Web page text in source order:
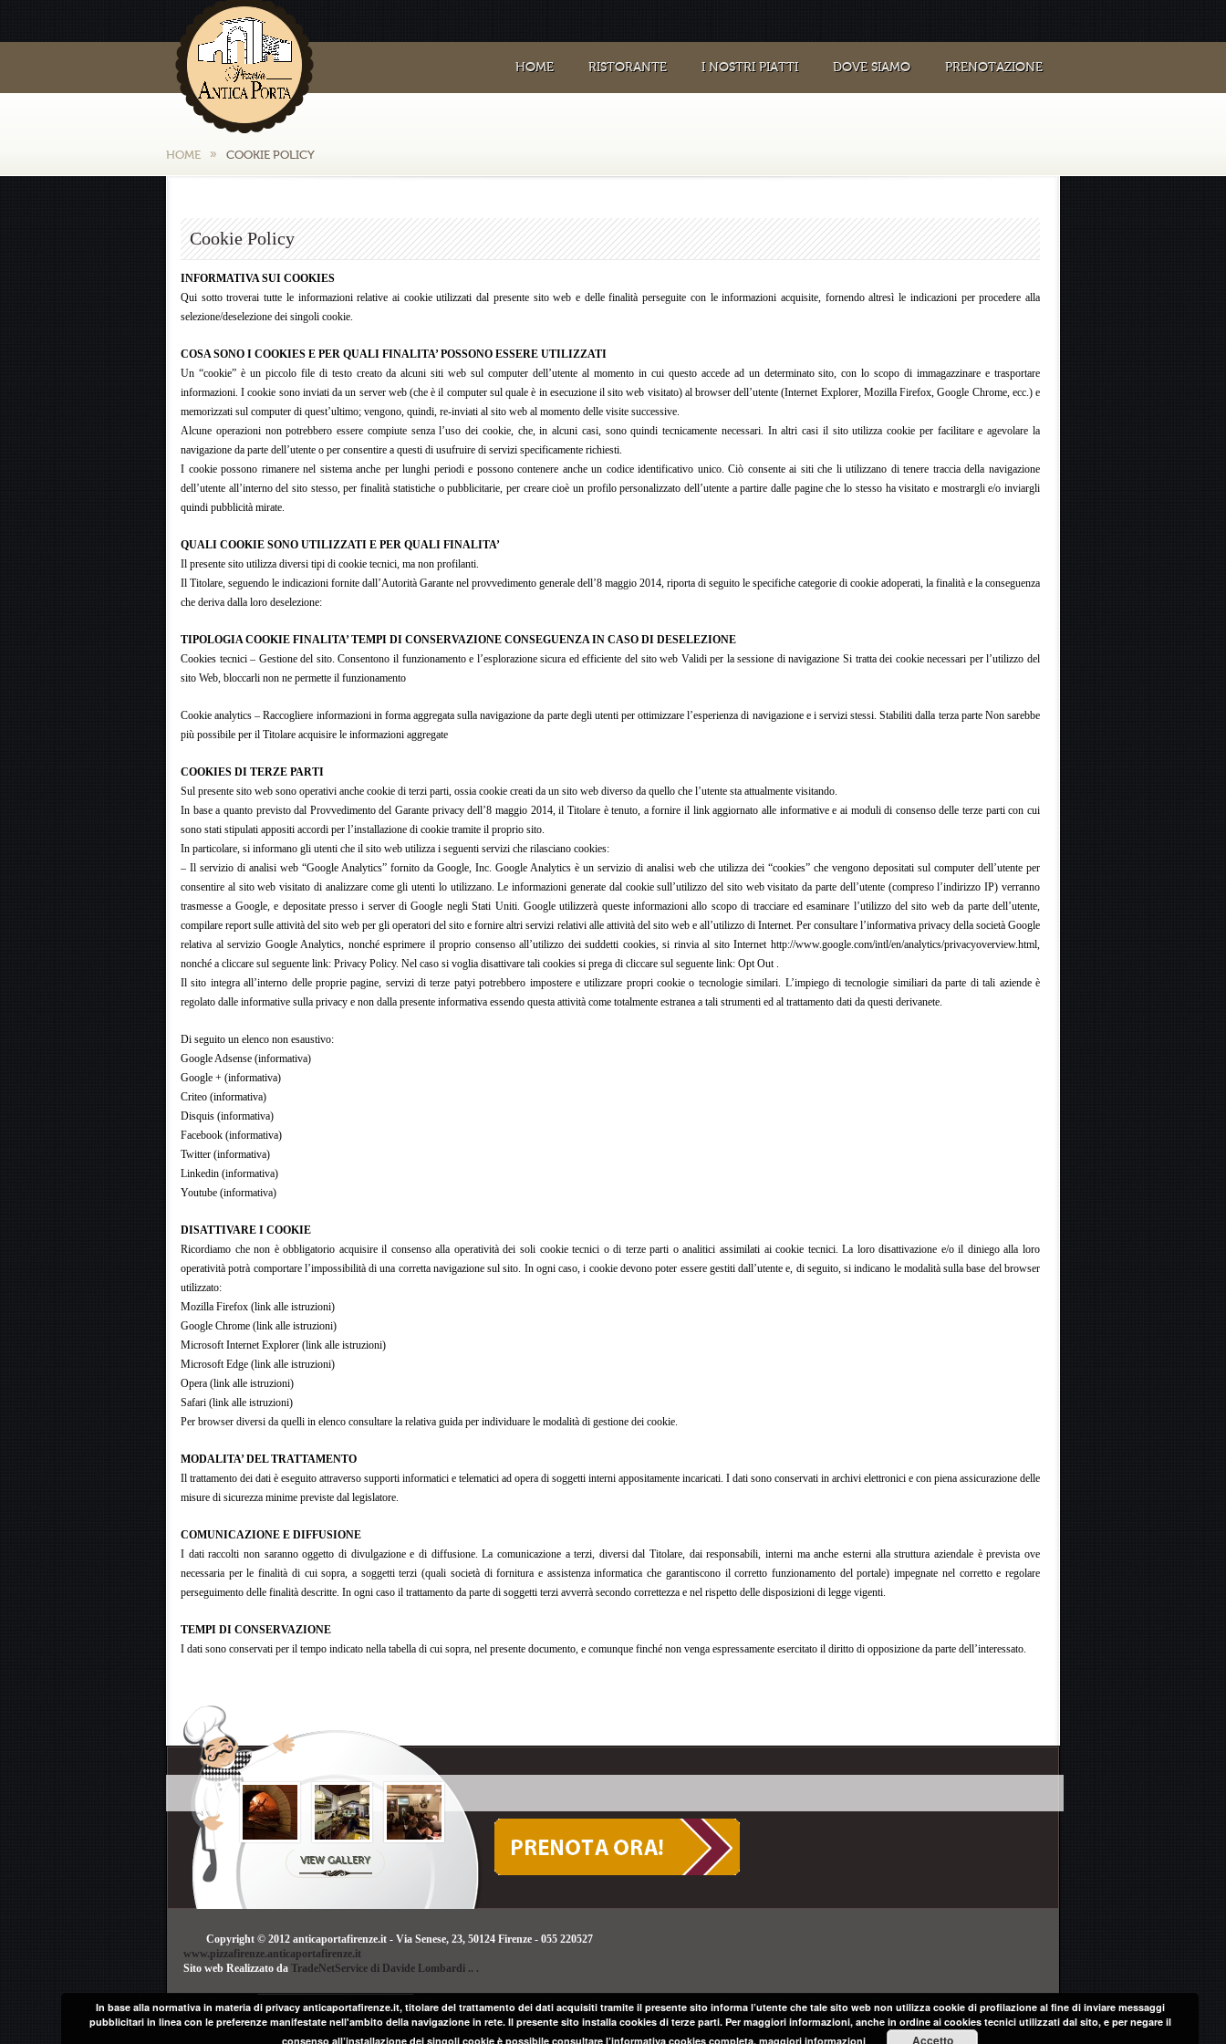
HOME RISTORANTE I NOSTRI PIATTI DOVE SIAMO PRENOTAZIONE
HOME COOKIE POLICY
Cookie Policy
INFORMATIVA SUI COOKIES
Qui sotto troverai tutte le informazioni relative ai cookie utilizzati dal presente sito web e delle finalità perseguite con le informazioni acquisite, fornendo altresì le indicazioni per procedere alla
selezione/deselezione dei singoli cookie.
COSA SONO I COOKIES E PER QUALI FINALITA’ POSSONO ESSERE UTILIZZATI
Un “cookie” è un piccolo file di testo creato da alcuni siti web sul computer dell’utente al momento in cui questo accede ad un determinato sito, con lo scopo di immagazzinare e trasportare
informazioni. I cookie sono inviati da un server web (che è il computer sul quale è in esecuzione il sito web visitato) al browser dell’utente (Internet Explorer, Mozilla Firefox, Google Chrome, ecc.) e
memorizzati sul computer di quest’ultimo; vengono, quindi, re-inviati al sito web al momento delle visite successive.
Alcune operazioni non potrebbero essere compiute senza l’uso dei cookie, che, in alcuni casi, sono quindi tecnicamente necessari. In altri casi il sito utilizza cookie per facilitare e agevolare la
navigazione da parte dell’utente o per consentire a questi di usufruire di servizi specificamente richiesti.
I cookie possono rimanere nel sistema anche per lunghi periodi e possono contenere anche un codice identificativo unico. Ciò consente ai siti che li utilizzano di tenere traccia della navigazione
dell’utente all’interno del sito stesso, per finalità statistiche o pubblicitarie, per creare cioè un profilo personalizzato dell’utente a partire dalle pagine che lo stesso ha visitato e mostrargli e/o inviargli
quindi pubblicità mirate.
QUALI COOKIE SONO UTILIZZATI E PER QUALI FINALITA’
Il presente sito utilizza diversi tipi di cookie tecnici, ma non profilanti.
Il Titolare, seguendo le indicazioni fornite dall’Autorità Garante nel provvedimento generale dell’8 maggio 2014, riporta di seguito le specifiche categorie di cookie adoperati, la finalità e la conseguenza
che deriva dalla loro deselezione:
TIPOLOGIA COOKIE FINALITA’ TEMPI DI CONSERVAZIONE CONSEGUENZA IN CASO DI DESELEZIONE
Cookies tecnici – Gestione del sito. Consentono il funzionamento e l’esplorazione sicura ed efficiente del sito web Validi per la sessione di navigazione Si tratta dei cookie necessari per l’utilizzo del
sito Web, bloccarli non ne permette il funzionamento
Cookie analytics – Raccogliere informazioni in forma aggregata sulla navigazione da parte degli utenti per ottimizzare l’esperienza di navigazione e i servizi stessi. Stabiliti dalla terza parte Non sarebbe
più possibile per il Titolare acquisire le informazioni aggregate
COOKIES DI TERZE PARTI
Sul presente sito web sono operativi anche cookie di terzi parti, ossia cookie creati da un sito web diverso da quello che l’utente sta attualmente visitando.
In base a quanto previsto dal Provvedimento del Garante privacy dell’8 maggio 2014, il Titolare è tenuto, a fornire il link aggiornato alle informative e ai moduli di consenso delle terze parti con cui
sono stati stipulati appositi accordi per l’installazione di cookie tramite il proprio sito.
In particolare, si informano gli utenti che il sito web utilizza i seguenti servizi che rilasciano cookies:
– Il servizio di analisi web “Google Analytics” fornito da Google, Inc. Google Analytics è un servizio di analisi web che utilizza dei “cookies” che vengono depositati sul computer dell’utente per
consentire al sito web visitato di analizzare come gli utenti lo utilizzano. Le informazioni generate dal cookie sull’utilizzo del sito web visitato da parte dell’utente (compreso l’indirizzo IP) verranno
trasmesse a Google, e depositate presso i server di Google negli Stati Uniti. Google utilizzerà queste informazioni allo scopo di tracciare ed esaminare l’utilizzo del sito web da parte dell’utente,
compilare report sulle attività del sito web per gli operatori del sito e fornire altri servizi relativi alle attività del sito web e all’utilizzo di Internet. Per consultare l’informativa privacy della società Google
relativa al servizio Google Analytics, nonché esprimere il proprio consenso all’utilizzo dei suddetti cookies, si rinvia al sito Internet http://www.google.com/intl/en/analytics/privacyoverview.html,
nonché a cliccare sul seguente link: Privacy Policy. Nel caso si voglia disattivare tali cookies si prega di cliccare sul seguente link: Opt Out .
Il sito integra all’interno delle proprie pagine, servizi di terze patyi potrebbero impostere e utilizzare propri cookie o tecnologie similari. L’impiego di tecnologie similiari da parte di tali aziende è
regolato dalle informative sulla privacy e non dalla presente informativa essendo questa attività come totalmente estranea a tali strumenti ed al trattamento dati da questi derivanete.
Di seguito un elenco non esaustivo:
Google Adsense (informativa)
Google + (informativa)
Criteo (informativa)
Disquis (informativa)
Facebook (informativa)
Twitter (informativa)
Linkedin (informativa)
Youtube (informativa)
DISATTIVARE I COOKIE
Ricordiamo che non è obbligatorio acquisire il consenso alla operatività dei soli cookie tecnici o di terze parti o analitici assimilati ai cookie tecnici. La loro disattivazione e/o il diniego alla loro
operatività potrà comportare l’impossibilità di una corretta navigazione sul sito. In ogni caso, i cookie devono poter essere gestiti dall’utente e, di seguito, si indicano le modalità sulla base del browser
utilizzato:
Mozilla Firefox (link alle istruzioni)
Google Chrome (link alle istruzioni)
Microsoft Internet Explorer (link alle istruzioni)
Microsoft Edge (link alle istruzioni)
Opera (link alle istruzioni)
Safari (link alle istruzioni)
Per browser diversi da quelli in elenco consultare la relativa guida per individuare le modalità di gestione dei cookie.
MODALITA’ DEL TRATTAMENTO
Il trattamento dei dati è eseguito attraverso supporti informatici e telematici ad opera di soggetti interni appositamente incaricati. I dati sono conservati in archivi elettronici e con piena assicurazione delle
misure di sicurezza minime previste dal legislatore.
COMUNICAZIONE E DIFFUSIONE
I dati raccolti non saranno oggetto di divulgazione e di diffusione. La comunicazione a terzi, diversi dal Titolare, dai responsabili, interni ma anche esterni alla struttura aziendale è prevista ove
necessaria per le finalità di cui sopra, a soggetti terzi (quali società di fornitura e assistenza informatica che garantiscono il corretto funzionamento del portale) impegnate nel corretto e regolare
perseguimento delle finalità descritte. In ogni caso il trattamento da parte di soggetti terzi avverrà secondo correttezza e nel rispetto delle disposizioni di legge vigenti.
TEMPI DI CONSERVAZIONE
I dati sono conservati per il tempo indicato nella tabella di cui sopra, nel presente documento, e comunque finché non venga espressamente esercitato il diritto di opposizione da parte dell’interessato.
VIEW GALLERY
Copyright © 2012 anticaportafirenze.it - Via Senese, 23, 50124 Firenze - 055 220527
www.pizzafirenze.anticaportafirenze.it
Sito web Realizzato da TradeNetService di Davide Lombardi .. .
In base alla normativa in materia di privacy anticaportafirenze.it, titolare del trattamento dei dati acquisiti tramite il presente sito informa l’utente che tale sito web non utilizza cookie di profilazione al fine di inviare messaggi
pubblicitari in linea con le preferenze manifestate nell'ambito della navigazione in rete. Il presente sito installa cookies di terze parti. Per maggiori informazioni, anche in ordine ai cookies tecnici utilizzati dal sito, e per negare il
consenso all’installazione dei singoli cookie è possibile consultare l’informativa cookies completa.maggiori informazioni Accetto